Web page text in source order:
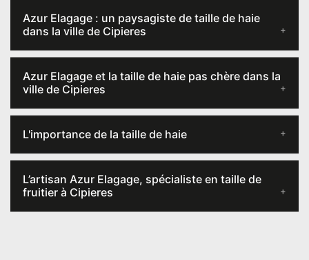
Azur Elagage : un paysagiste de taille de haie
dans la ville de Cipieres
Azur Elagage et la taille de haie pas chère dans la
ville de Cipieres
L'importance de la taille de haie
L’artisan Azur Elagage, spécialiste en taille de
fruitier à Cipieres